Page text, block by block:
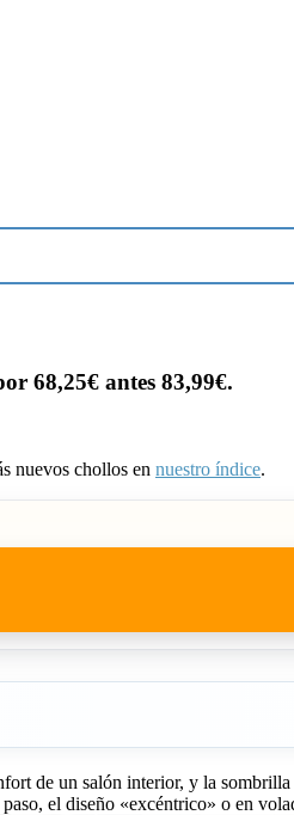
68,25€ antes 83,99€.
nuevos chollos en nuestro índice.
de un salón interior, y la
el diseño «excéntrico» o en